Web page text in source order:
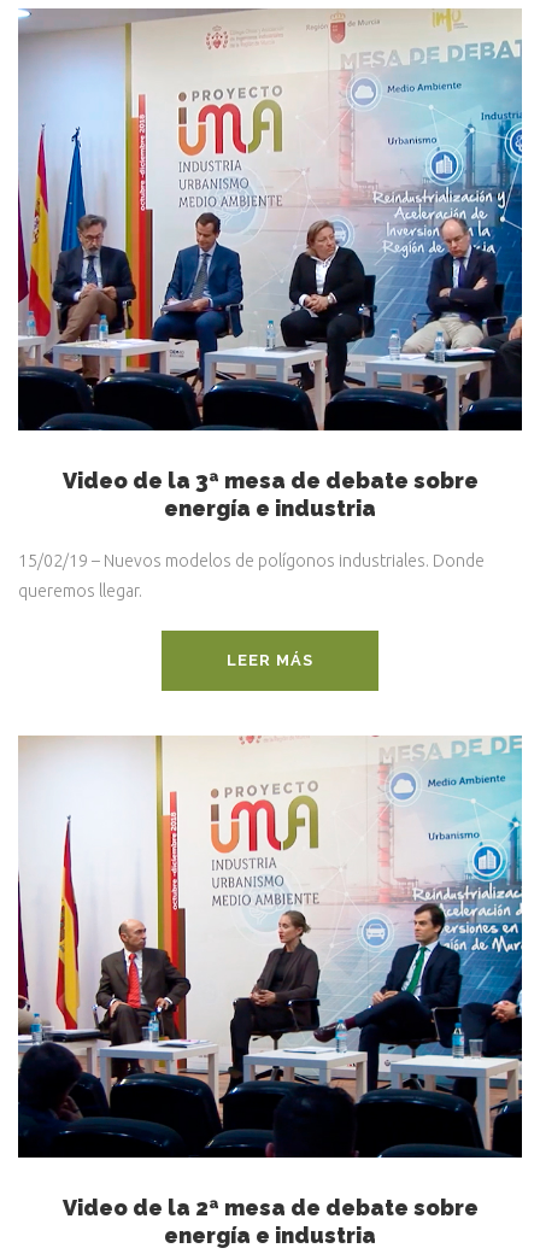
Video de la 3ª mesa de debate sobre
energía e industria
15/02/19 – Nuevos modelos de polígonos industriales. Donde
queremos llegar.
LEER MÁS
Video de la 2ª mesa de debate sobre
energía e industria